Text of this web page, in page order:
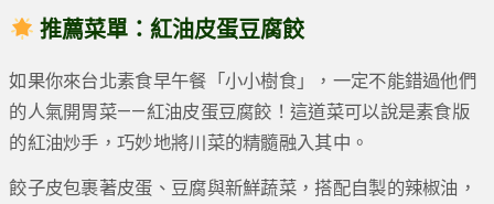
推薦菜單：紅油皮蛋豆腐餃
如果你來台北素食早午餐「小小樹食」，一定不能錯過他們
的人氣開胃菜——紅油皮蛋豆腐餃！這道菜可以說是素食版
的紅油炒手，巧妙地將川菜的精髓融入其中。
餃子皮包裹著皮蛋、豆腐與新鮮蔬菜，搭配自製的辣椒油，